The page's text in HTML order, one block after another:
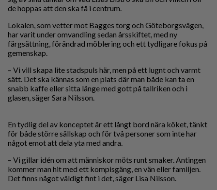
de hoppas att den ska få i centrum.
Lokalen, som vetter mot Bagges torg och Göteborgsvägen,
har varit under omvandling sedan årsskiftet, med ny
färgsättning, förändrad möblering och ett tydligare fokus på
gemenskap.
– Vi vill skapa lite stadspuls här, men på ett lugnt och varmt
sätt. Det ska kännas som en plats där man både kan ta en
snabb kaffe eller sitta länge med gott på tallriken och i
glasen, säger Sara Nilsson.
En tydlig del av konceptet är ett långt bord nära köket, tänkt
för både större sällskap och för två personer som inte har
något emot att dela yta med andra.
– Vi gillar idén om att människor möts runt smaker. Antingen
kommer man hit med ett kompisgäng, en vän eller familjen.
Det finns något väldigt fint i det, säger Lisa Nilsson.